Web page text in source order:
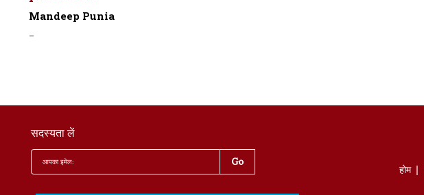
Mandeep Punia
-
सदस्यता लें
होम